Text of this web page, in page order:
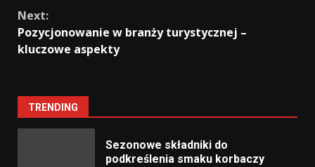
Next:
Pozycjonowanie w branży turystycznej –
kluczowe aspekty
TRENDING
Sezonowe składniki do
podkreślenia smaku korbaczy